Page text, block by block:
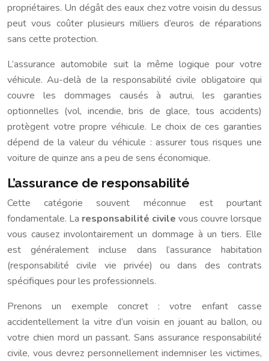
propriétaires. Un dégât des eaux chez votre voisin du dessus
peut vous coûter plusieurs milliers d’euros de réparations
sans cette protection.
L’assurance automobile suit la même logique pour votre
véhicule. Au-delà de la responsabilité civile obligatoire qui
couvre les dommages causés à autrui, les garanties
optionnelles (vol, incendie, bris de glace, tous accidents)
protègent votre propre véhicule. Le choix de ces garanties
dépend de la valeur du véhicule : assurer tous risques une
voiture de quinze ans a peu de sens économique.
L’assurance de responsabilité
Cette catégorie souvent méconnue est pourtant
fondamentale. La responsabilité civile vous couvre lorsque
vous causez involontairement un dommage à un tiers. Elle
est généralement incluse dans l’assurance habitation
(responsabilité civile vie privée) ou dans des contrats
spécifiques pour les professionnels.
Prenons un exemple concret : votre enfant casse
accidentellement la vitre d’un voisin en jouant au ballon, ou
votre chien mord un passant. Sans assurance responsabilité
civile, vous devrez personnellement indemniser les victimes,